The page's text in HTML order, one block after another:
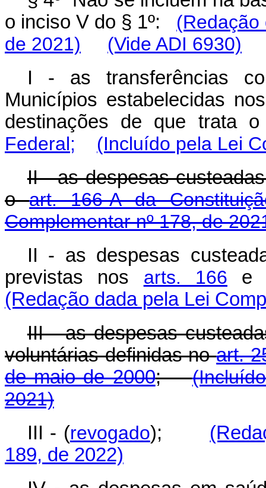
o inciso V do § 1º: (Redação
de 2021)
(Vide ADI 6930)
I - as transferências
Municípios estabelecidas
destinações de que trata
Federal;
(Incluído pela Lei
II - as despesas
oart. 166-A da
Complementar nº 178, de
II - as despesas
previstas nos arts. 166
(Redação dada pela Lei
III - as despesas
voluntárias definidas noart.
de maio de 2000;
2021)
III - (revogado);
189, de 2022)